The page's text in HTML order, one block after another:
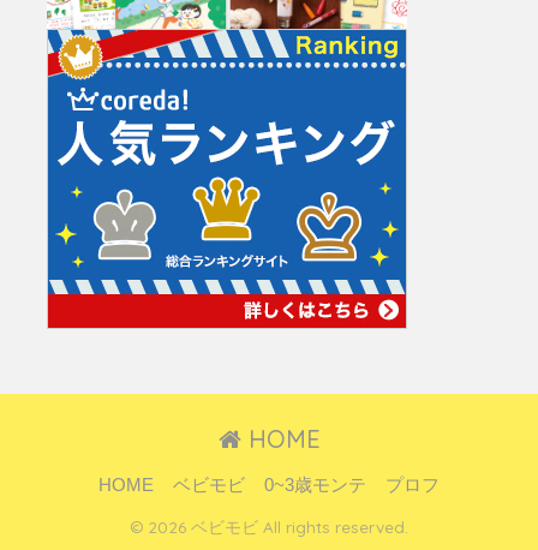
HOME
HOME ベビモビ 0~3歳モンテ プロフ
© 2026 ベビモビ All rights reserved.